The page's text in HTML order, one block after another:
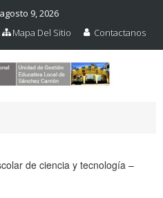
9, 2026
Mapa Del Sitio Contactanos
de ciencia y tecnología –